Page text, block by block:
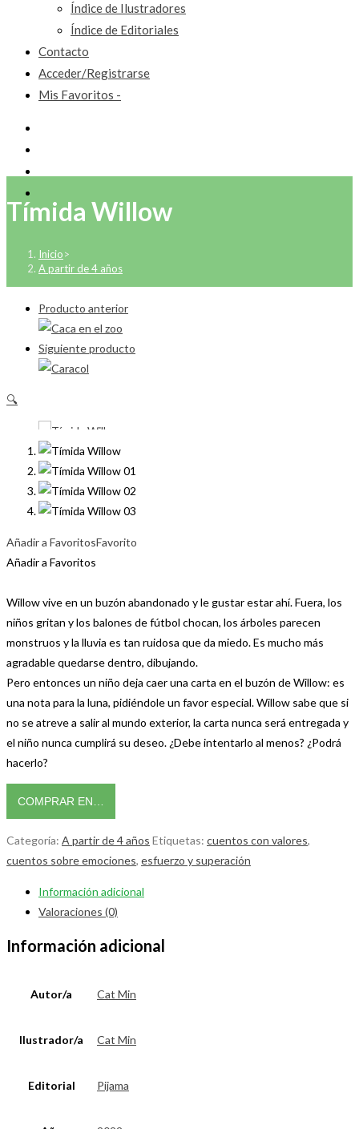
Índice de Ilustradores
Índice de Editoriales
Contacto
Acceder/Registrarse
Mis Favoritos -
Tímida Willow
Inicio>
A partir de 4 años
Producto anterior
Siguiente producto
🔍
Añadir a FavoritosFavorito
Añadir a Favoritos
Willow vive en un buzón abandonado y le gustar estar ahí. Fuera, los
niños gritan y los balones de fútbol chocan, los árboles parecen
monstruos y la lluvia es tan ruidosa que da miedo. Es mucho más
agradable quedarse dentro, dibujando.
Pero entonces un niño deja caer una carta en el buzón de Willow: es
una nota para la luna, pidiéndole un favor especial. Willow sabe que si
no se atreve a salir al mundo exterior, la carta nunca será entregada y
el niño nunca cumplirá su deseo. ¿Debe intentarlo al menos? ¿Podrá
hacerlo?
COMPRAR EN…
Categoría: A partir de 4 años Etiquetas: cuentos con valores,
cuentos sobre emociones, esfuerzo y superación
Información adicional
Valoraciones (0)
Información adicional
Autor/a Cat Min
Ilustrador/a Cat Min
Editorial Pijama